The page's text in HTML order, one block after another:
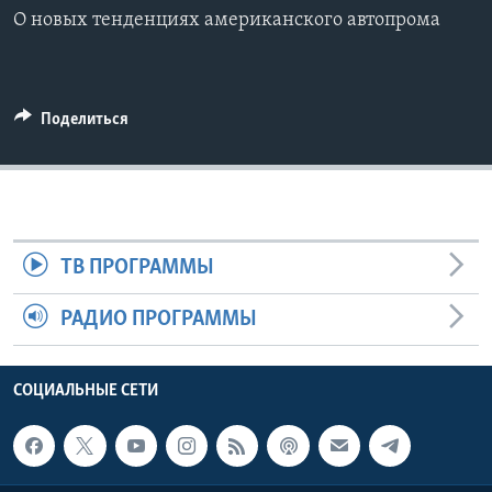
О новых тенденциях американского автопрома
Поделиться
ТВ ПРОГРАММЫ
РАДИО ПРОГРАММЫ
СОЦИАЛЬНЫЕ СЕТИ